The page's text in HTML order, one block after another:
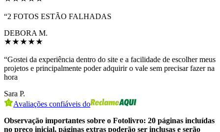
“2 FOTOS ESTÃO FALHADAS
DEBORA M.
“Gostei da experiência dentro do site e a facilidade de escolher meus
projetos e principalmente poder adquirir o vale sem precisar fazer na
hora
Sara P.
Avaliações confiáveis do
Observação importantes sobre o Fotolivro: 20 páginas incluídas
no preço inicial, páginas extras poderão ser inclusas e serão